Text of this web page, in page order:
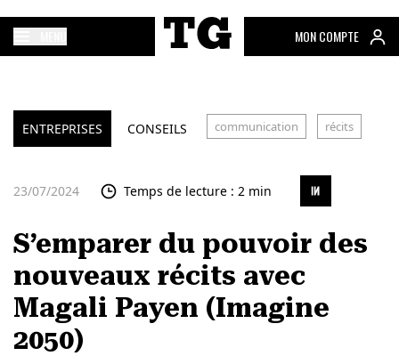
MON COMPTE
ENTREPRISES CONSEILS communication récits
23/07/2024 Temps de lecture : 2 min
S’emparer du pouvoir des
nouveaux récits avec
Magali Payen (Imagine
2050)